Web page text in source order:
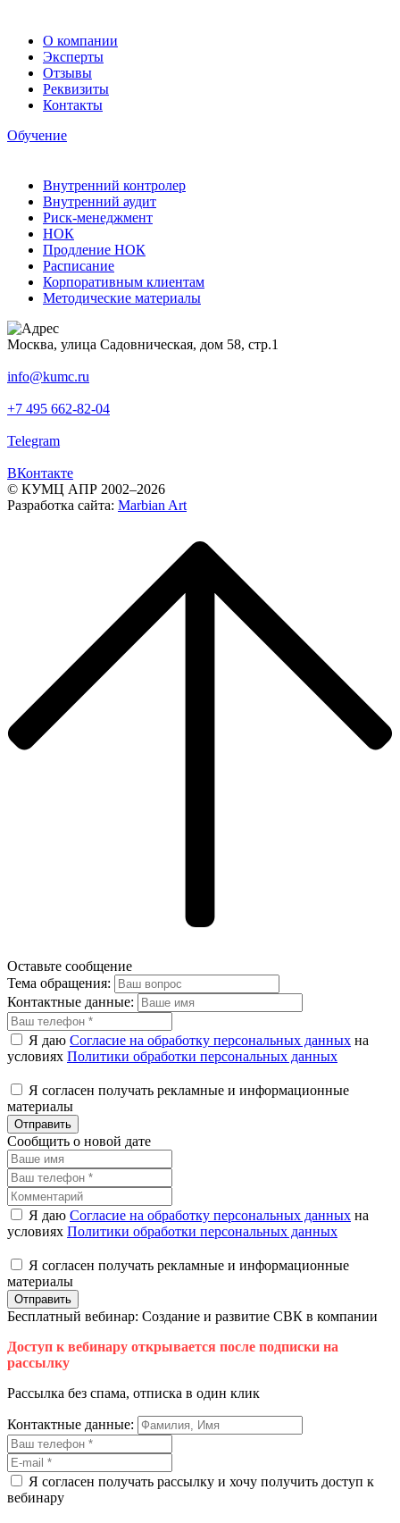
О компании
Эксперты
Отзывы
Реквизиты
Контакты
Обучение
Внутренний контролер
Внутренний аудит
Риск-менеджмент
НОК
Продление НОК
Расписание
Корпоративным клиентам
Методические материалы
Москва, улица Садовническая, дом 58, стр.1
info@kumc.ru
+7 495 662-82-04
Telegram
ВКонтакте
© КУМЦ АПР 2002–2026
Разработка сайта: Marbian Art
Оставьте сообщение
Тема обращения:
Контактные данные:
Я даю Согласие на обработку персональных данных на
условиях Политики обработки персональных данных
Я согласен получать рекламные и информационные
материалы
Отправить
Сообщить о новой дате
Я даю Согласие на обработку персональных данных на
условиях Политики обработки персональных данных
Я согласен получать рекламные и информационные
материалы
Отправить
Бесплатный вебинар: Создание и развитие СВК в компании
Доступ к вебинару открывается после подписки на
рассылку
Рассылка без спама, отписка в один клик
Контактные данные:
Я согласен получать рассылку и хочу получить доступ к
вебинару